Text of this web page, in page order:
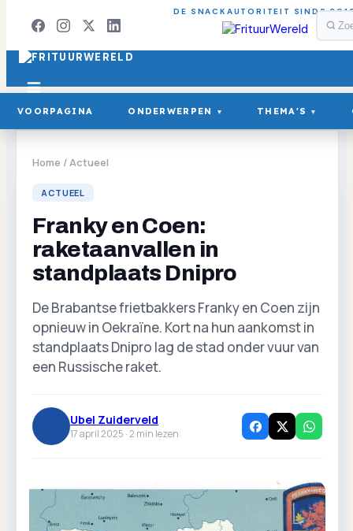
DE SNACKAUTORITEIT SINDS
VOORPAGINA ONDERWERPEN ▾ THEMA'S ▾
Home /Actueel
ACTUEEL
Franky en Coen:
raketaanvallen in
standplaats Dnipro
De Brabantse frietbakkers Franky en Coen zijn
opnieuw in Oekraïne. Kort na hun aankomst in
standplaats Dnipro lag de stad onder vuur van
een Russische raket.
Ubel Zuiderveld
17 april 2025 ·2 min lezen